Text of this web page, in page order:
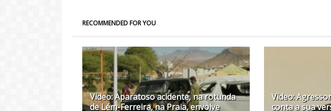
RECOMMENDED FOR YOU
Video: Aparatoso acidente, na rotunda
de Lém-Ferreira, na Praia, envolve
Video:
conta a sua